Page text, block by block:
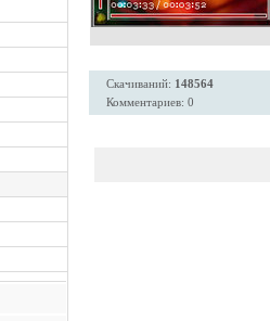
Скачиваний: 148564
Комментариев: 0